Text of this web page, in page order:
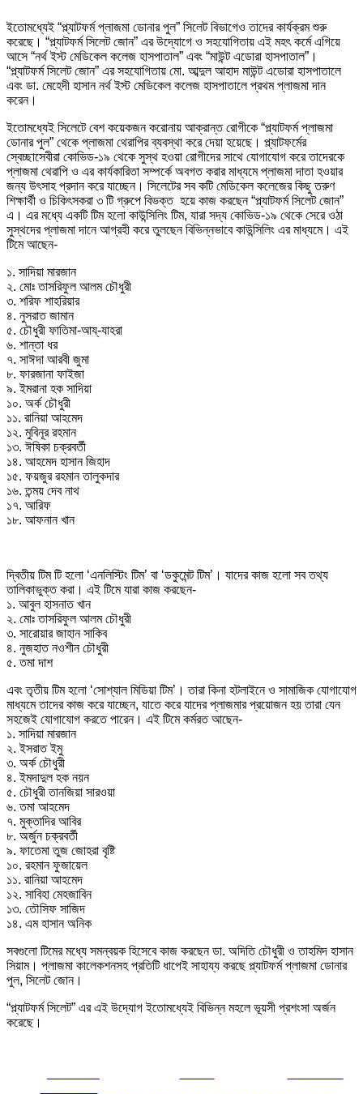
ইতোমধ্যেই “প্ল্যাটফর্ম প্লাজমা ডোনার পুল” সিলেট বিভাগেও তাদের কার্যক্রম শুরু
করেছে। “প্ল্যাটফর্ম সিলেট জোন” এর উদ্যোগে ও সহযোগিতায় এই মহৎ কর্মে এগিয়ে
আসে “নর্থ ইস্ট মেডিকেল কলেজ হাসপাতাল” এবং “মাউন্ট এডোরা হাসপাতাল”।
“প্ল্যাটফর্ম সিলেট জোন” এর সহযোগিতায় মো. আব্দুল আহাদ মাউন্ট এডোরা হাসপাতালে
এবং ডা. মেহেদী হাসান নর্থ ইস্ট মেডিকেল কলেজ হাসপাতালে প্রথম প্লাজমা দান
করেন।
ইতোমধ্যেই সিলেটে বেশ কয়েকজন করোনায় আক্রান্ত রোগীকে “প্ল্যাটফর্ম প্লাজমা
ডোনার পুল” থেকে প্লাজমা থেরাপির ব্যবস্থা করে দেয়া হয়েছে। প্ল্যাটফর্মের
স্বেচ্ছাসেবীরা কোভিড-১৯ থেকে সুস্থ হওয়া রোগীদের সাথে যোগাযোগ করে তাদেরকে
প্লাজমা থেরাপি ও এর কার্যকারিতা সম্পর্কে অবগত করার মাধ্যমে প্লাজমা দাতা হওয়ার
জন্য উৎসাহ প্রদান করে যাচ্ছেন। সিলেটের সব কটি মেডিকেল কলেজের কিছু তরুণ
শিক্ষার্থী ও চিকিৎসকরা ৩ টি গ্রুপে বিভক্ত হয়ে কাজ করছেন “প্ল্যাটফর্ম সিলেট জোন”
এ। এর মধ্যে একটি টিম হলো কাউন্সিলিং টিম, যারা সদ্য কোভিড-১৯ থেকে সেরে ওঠা
সুস্থদের প্লাজমা দানে আগ্রহী করে তুলছেন বিভিন্নভাবে কাউন্সিলিং এর মাধ্যমে। এই
টিমে আছেন-
১. সাদিয়া মারজান
২. মোঃ তাসরিফুল আলম চৌধুরী
৩. শরিফ শাহরিয়ার
৪. নুসরাত জামান
৫. চৌধুরী ফাতিমা-আয্-যাহরা
৬. শান্তা ধর
৭. সাঈদা আরবী জুমা
৮. ফারজানা ফাইজা
৯. ইমরানা হক সাদিয়া
১০. অর্ক চৌধুরী
১১. রানিয়া আহমেদ
১২. মুবিনূর রহমান
১৩. ঈষিকা চক্রবর্তী
১৪. আহমেদ হাসান জিহাদ
১৫. ফয়জুর রহমান তালুকদার
১৬. তন্ময় দেব নাথ
১৭. আরিফ
১৮. আফনান খান
দ্বিতীয় টিম টি হলো ‘এনলিস্টিং টিম’ বা ‘ডকুমেন্ট টিম’। যাদের কাজ হলো সব তথ্য
তালিকাভুক্ত করা। এই টিমে যারা কাজ করছেন-
১. আবুল হাসনাত খান
২. মোঃ তাসরিফুল আলম চৌধুরী
৩. সারোয়ার জাহান সাকিব
৪. নুজহাত নওশীন চৌধুরী
৫. তমা দাশ
এবং তৃতীয় টিম হলো ‘সোশ্যাল মিডিয়া টিম’। তারা কিনা হটলাইনে ও সামাজিক যোগাযোগ
মাধ্যমে তাদের কাজ করে যাচ্ছেন, যাতে করে যাদের প্লাজমার প্রয়োজন হয় তারা যেন
সহজেই যোগাযোগ করতে পারেন। এই টিমে কর্মরত আছেন-
১. সাদিয়া মারজান
২. ইসরাত ইমু
৩. অর্ক চৌধুরী
৪. ইমদাদুল হক নয়ন
৫. চৌধুরী তানজিয়া সারওয়া
৬. তমা আহমেদ
৭. মুক্তাদির আবির
৮. অর্জুন চক্রবর্তী
৯. ফাতেমা তুজ জোহরা বৃষ্টি
১০. রহমান ফুজায়েল
১১. রানিয়া আহমেদ
১২. সাবিহা মেহজাবিন
১৩. তৌসিফ সাজিদ
১৪. এম হাসান অনিক
সবগুলো টিমের মধ্যে সমন্বয়ক হিসেবে কাজ করছেন ডা. অদিতি চৌধুরী ও তাহমিদ হাসান
সিয়াম। প্লাজমা কালেকশনসহ প্রতিটি ধাপেই সাহায্য করছে প্ল্যাটফর্ম প্লাজমা ডোনার
পুল, সিলেট জোন।
“প্ল্যাটফর্ম সিলেট” এর এই উদ্যোগ ইতোমধ্যেই বিভিন্ন মহলে ভূয়সী প্রশংসা অর্জন
করেছে।